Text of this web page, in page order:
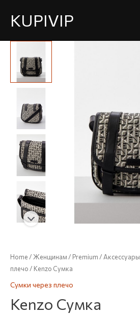
KUPIVIP
Home / Женщинам/ Premium / Аксессуары
плечо / Kenzo Сумка
Сумки через плечо
Kenzo Сумка